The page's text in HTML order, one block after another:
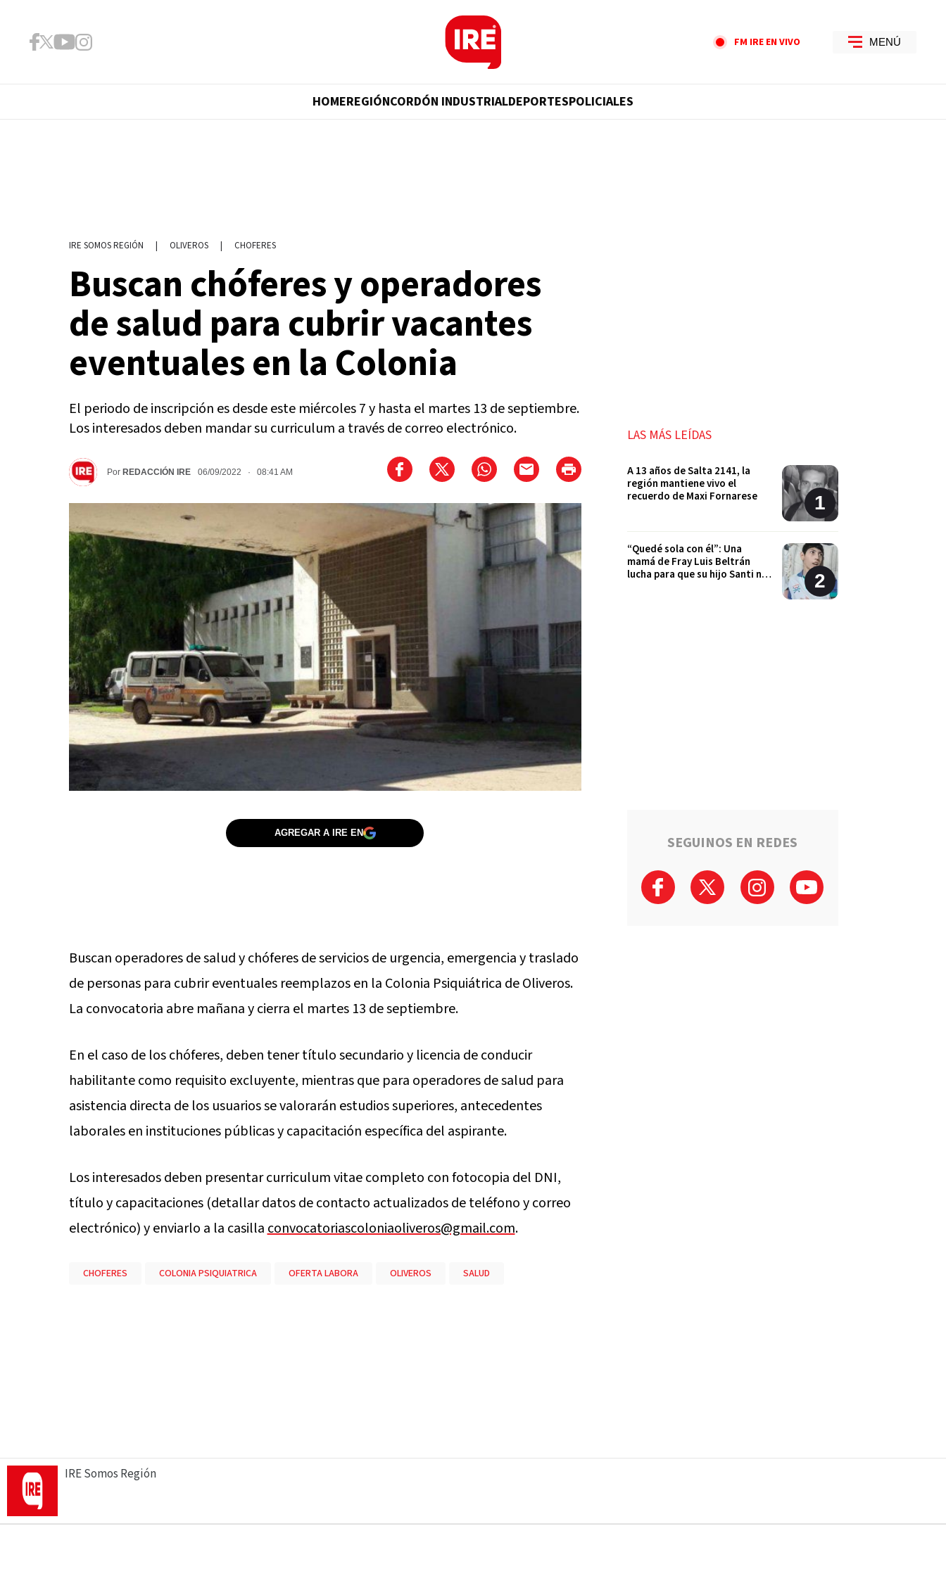
FM IRE EN VIVO MENÚ
HOMEREGIÓNCORDÓN INDUSTRIALDEPORTESPOLICIALES
IRE SOMOS REGIÓN | OLIVEROS | CHOFERES
Buscan chóferes y operadores
de salud para cubrir vacantes
eventuales en la Colonia
El periodo de inscripción es desde este miércoles 7 y hasta el martes 13 de septiembre.
Los interesados deben mandar su curriculum a través de correo electrónico.
Por REDACCIÓN IRE 06/09/2022 · 08:41 AM
AGREGAR A IRE EN
Buscan operadores de salud y chóferes de servicios de urgencia, emergencia y traslado
de personas para cubrir eventuales reemplazos en la Colonia Psiquiátrica de Oliveros.
La convocatoria abre mañana y cierra el martes 13 de septiembre.
En el caso de los chóferes, deben tener título secundario y licencia de conducir
habilitante como requisito excluyente, mientras que para operadores de salud para
asistencia directa de los usuarios se valorarán estudios superiores, antecedentes
laborales en instituciones públicas y capacitación específica del aspirante.
Los interesados deben presentar curriculum vitae completo con fotocopia del DNI,
título y capacitaciones (detallar datos de contacto actualizados de teléfono y correo
electrónico) y enviarlo a la casillaconvocatoriascoloniaoliveros@gmail.com.
CHOFERES COLONIA PSIQUIATRICA OFERTA LABORA OLIVEROS SALUD
LAS MÁS LEÍDAS
A 13 años de Salta 2141, la
región mantiene vivo el
recuerdo de Maxi Fornarese
“Quedé sola con él”: Una
mamá de Fray Luis Beltrán
lucha para que su hijo Santi no
SEGUINOS EN REDES
IRE Somos Región